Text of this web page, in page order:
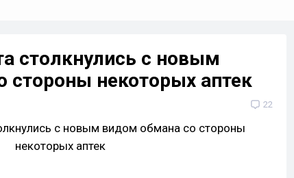
столкнулись с новым
стороны некоторых аптек
22